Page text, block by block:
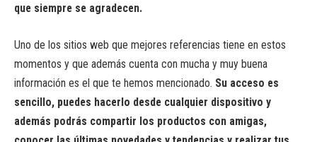
que siempre se agradecen.
Uno de los sitios web que mejores referencias tiene en estos
momentos y que además cuenta con mucha y muy buena
información es el que te hemos mencionado. Su acceso es
sencillo, puedes hacerlo desde cualquier dispositivo y
además podrás compartir los productos con amigas,